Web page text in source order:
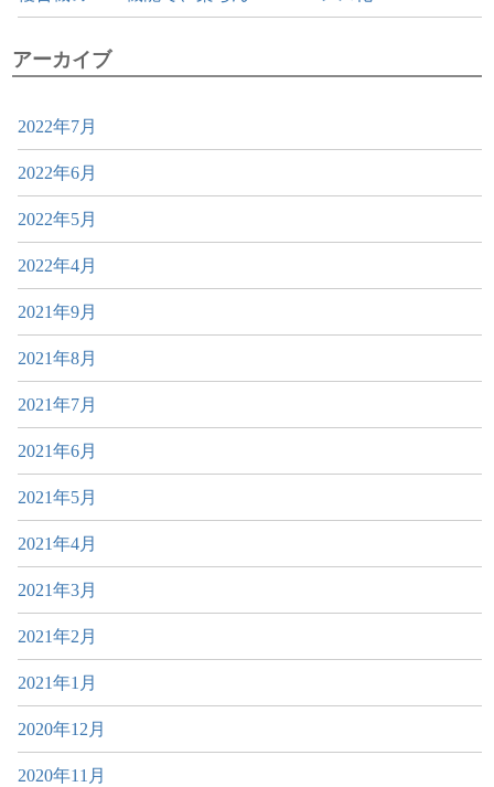
アーカイブ
2022年7月
2022年6月
2022年5月
2022年4月
2021年9月
2021年8月
2021年7月
2021年6月
2021年5月
2021年4月
2021年3月
2021年2月
2021年1月
2020年12月
2020年11月